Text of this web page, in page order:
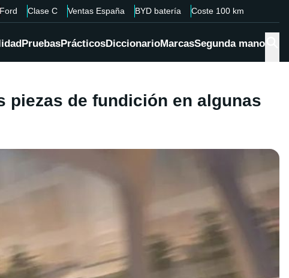
Ford Clase C Ventas España BYD batería Coste 100 km
PruebasPrácticosDiccionarioMarcasSegunda mano
piezas de fundición en algunas